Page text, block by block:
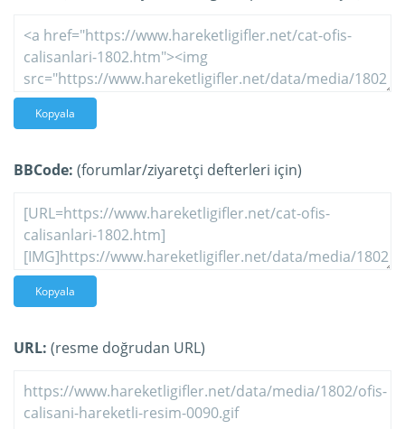
Kopyala
BBCode: (forumlar/ziyaretçi defterleri için)
Kopyala
URL: (resme doğrudan URL)